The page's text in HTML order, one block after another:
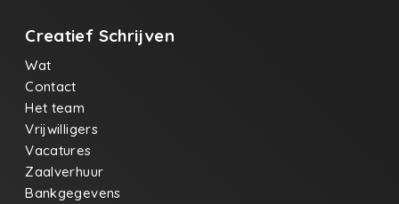
Creatief Schrijven
Wat
Contact
Het team
Vrijwilligers
Vacatures
Zaalverhuur
Bankgegevens